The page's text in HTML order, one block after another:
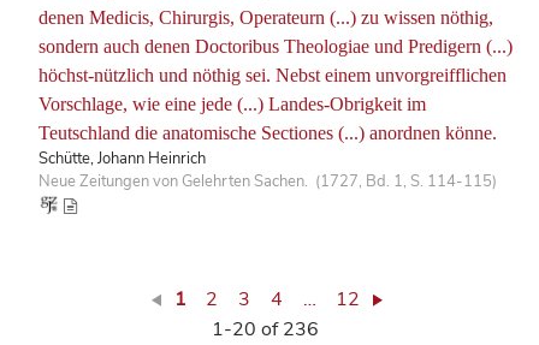
denen Medicis, Chirurgis, Operateurn (...) zu wissen nöthig,
sondern auch denen Doctoribus Theologiae und Predigern (...)
höchst-nützlich und nöthig sei. Nebst einem unvorgreifflichen
Vorschlage, wie eine jede (...) Landes-Obrigkeit im
Teutschland die anatomische Sectiones (...) anordnen könne.
Schütte, Johann Heinrich
Neue Zeitungen von Gelehrten Sachen. (1727, Bd. 1, S. 114-115)
1 2 3 4 …
12
1-20 of 236